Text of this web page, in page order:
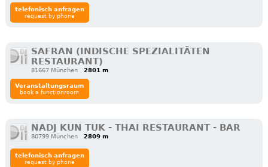
telefonisch anfragen
request by phone
SAFRAN (INDISCHE SPEZIALITÄTEN
RESTAURANT)
81667 München 2801 m
Veranstaltungsraum
book a functionroom
NADJ KUN TUK - THAI RESTAURANT - BAR
80799 München 2809 m
telefonisch anfragen
request by phone